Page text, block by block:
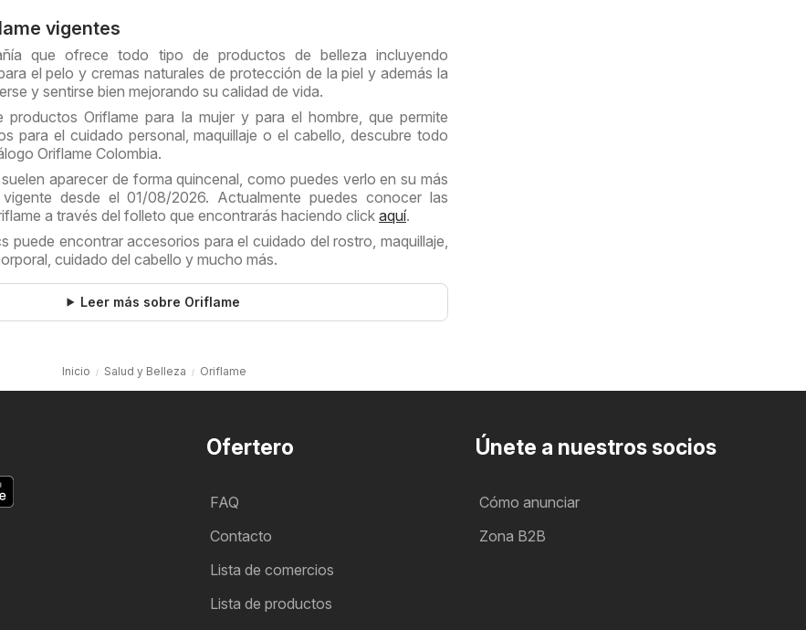
vigentes
que ofrece todo tipo de productos de belleza incluyendo
el pelo y cremas naturales de protección de la piel y además la
y sentirse bien mejorando su calidad de vida.
productos Oriflame para la mujer y para el hombre, que permite
para el cuidado personal, maquillaje o el cabello, descubre todo
Oriflame Colombia.
aparecer de forma quincenal, como puedes verlo en su más
desde el 01/08/2026. Actualmente puedes conocer las
a través del folleto que encontrarás haciendo click aquí.
puede encontrar accesorios para el cuidado del rostro, maquillaje,
cuidado del cabello y mucho más.
Leer más sobre Oriflame
Inicio Salud y Belleza Oriflame
Ofertero
FAQ
Contacto
Lista de comercios
Lista de productos
Únete a nuestros socios
Cómo anunciar
Zona B2B